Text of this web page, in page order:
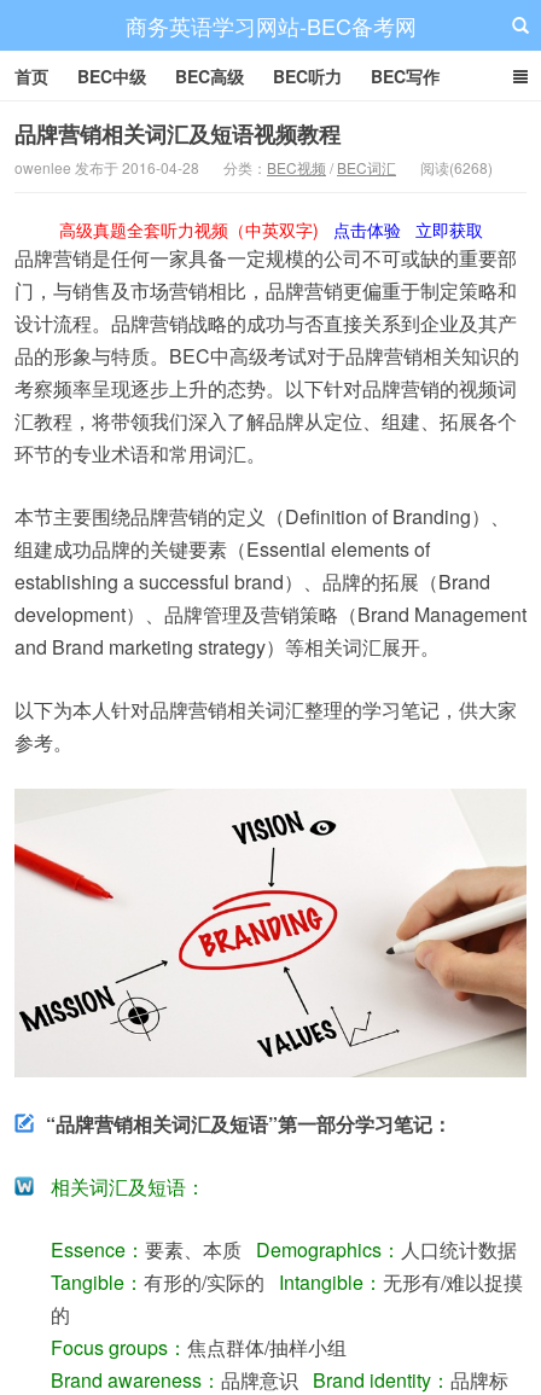
商务英语学习网站-BEC备考网
首页 BEC中级 BEC高级 BEC听力 BEC写作
BEC阅读 BEC词汇 BEC视频 BEC真题
品牌营销相关词汇及短语视频教程
owenlee 发布于 2016-04-28 分类： BEC视频 / BEC词汇 阅读(6268)
高级真题全套听力视频（中英双字) 点击体验 立即获取
品牌营销是任何一家具备一定规模的公司不可或缺的重要部
门，与销售及市场营销相比，品牌营销更偏重于制定策略和
设计流程。品牌营销战略的成功与否直接关系到企业及其产
品的形象与特质。BEC中高级考试对于品牌营销相关知识的
考察频率呈现逐步上升的态势。以下针对品牌营销的视频词
汇教程，将带领我们深入了解品牌从定位、组建、拓展各个
环节的专业术语和常用词汇。
本节主要围绕品牌营销的定义（Definition of Branding）、
组建成功品牌的关键要素（Essential elements of
establishing a successful brand）、品牌的拓展（Brand
development）、品牌管理及营销策略（Brand Management
and Brand marketing strategy）等相关词汇展开。
以下为本人针对品牌营销相关词汇整理的学习笔记，供大家
参考。
“品牌营销相关词汇及短语”第一部分学习笔记：
相关词汇及短语：
Essence： 要素、本质 Demographics： 人口统计数据
Tangible： 有形的/实际的 Intangible： 无形有/难以捉摸
的
Focus groups： 焦点群体/抽样小组
Brand awareness： 品牌意识 Brand identity： 品牌标